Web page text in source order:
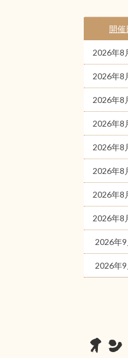
開催
2026年8
2026年8
2026年8
2026年8
2026年8
2026年8
2026年8
2026年8
2026年
2026年
オ